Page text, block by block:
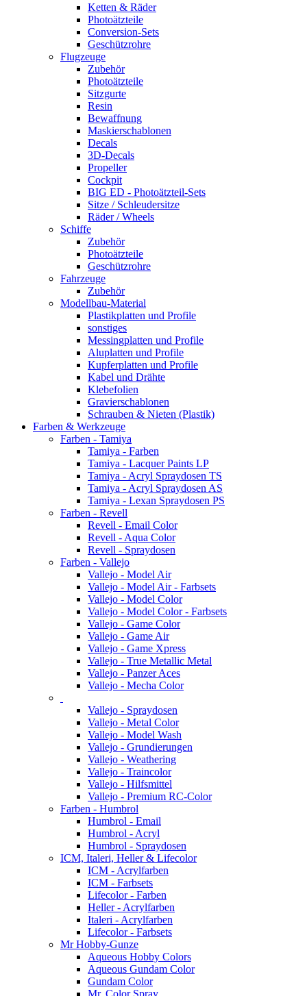
Ketten & Räder
Photoätzteile
Conversion-Sets
Geschützrohre
Flugzeuge
Zubehör
Photoätzteile
Sitzgurte
Resin
Bewaffnung
Maskierschablonen
Decals
3D-Decals
Propeller
Cockpit
BIG ED - Photoätzteil-Sets
Sitze / Schleudersitze
Räder / Wheels
Schiffe
Zubehör
Photoätzteile
Geschützrohre
Fahrzeuge
Zubehör
Modellbau-Material
Plastikplatten und Profile
sonstiges
Messingplatten und Profile
Aluplatten und Profile
Kupferplatten und Profile
Kabel und Drähte
Klebefolien
Gravierschablonen
Schrauben & Nieten (Plastik)
Farben & Werkzeuge
Farben - Tamiya
Tamiya - Farben
Tamiya - Lacquer Paints LP
Tamiya - Acryl Spraydosen TS
Tamiya - Acryl Spraydosen AS
Tamiya - Lexan Spraydosen PS
Farben - Revell
Revell - Email Color
Revell - Aqua Color
Revell - Spraydosen
Farben - Vallejo
Vallejo - Model Air
Vallejo - Model Air - Farbsets
Vallejo - Model Color
Vallejo - Model Color - Farbsets
Vallejo - Game Color
Vallejo - Game Air
Vallejo - Game Xpress
Vallejo - True Metallic Metal
Vallejo - Panzer Aces
Vallejo - Mecha Color
Vallejo - Spraydosen
Vallejo - Metal Color
Vallejo - Model Wash
Vallejo - Grundierungen
Vallejo - Weathering
Vallejo - Traincolor
Vallejo - Hilfsmittel
Vallejo - Premium RC-Color
Farben - Humbrol
Humbrol - Email
Humbrol - Acryl
Humbrol - Spraydosen
ICM, Italeri, Heller & Lifecolor
ICM - Acrylfarben
ICM - Farbsets
Lifecolor - Farben
Heller - Acrylfarben
Italeri - Acrylfarben
Lifecolor - Farbsets
Mr Hobby-Gunze
Aqueous Hobby Colors
Aqueous Gundam Color
Gundam Color
Mr. Color Spray